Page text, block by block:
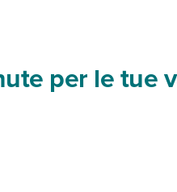
per le tue